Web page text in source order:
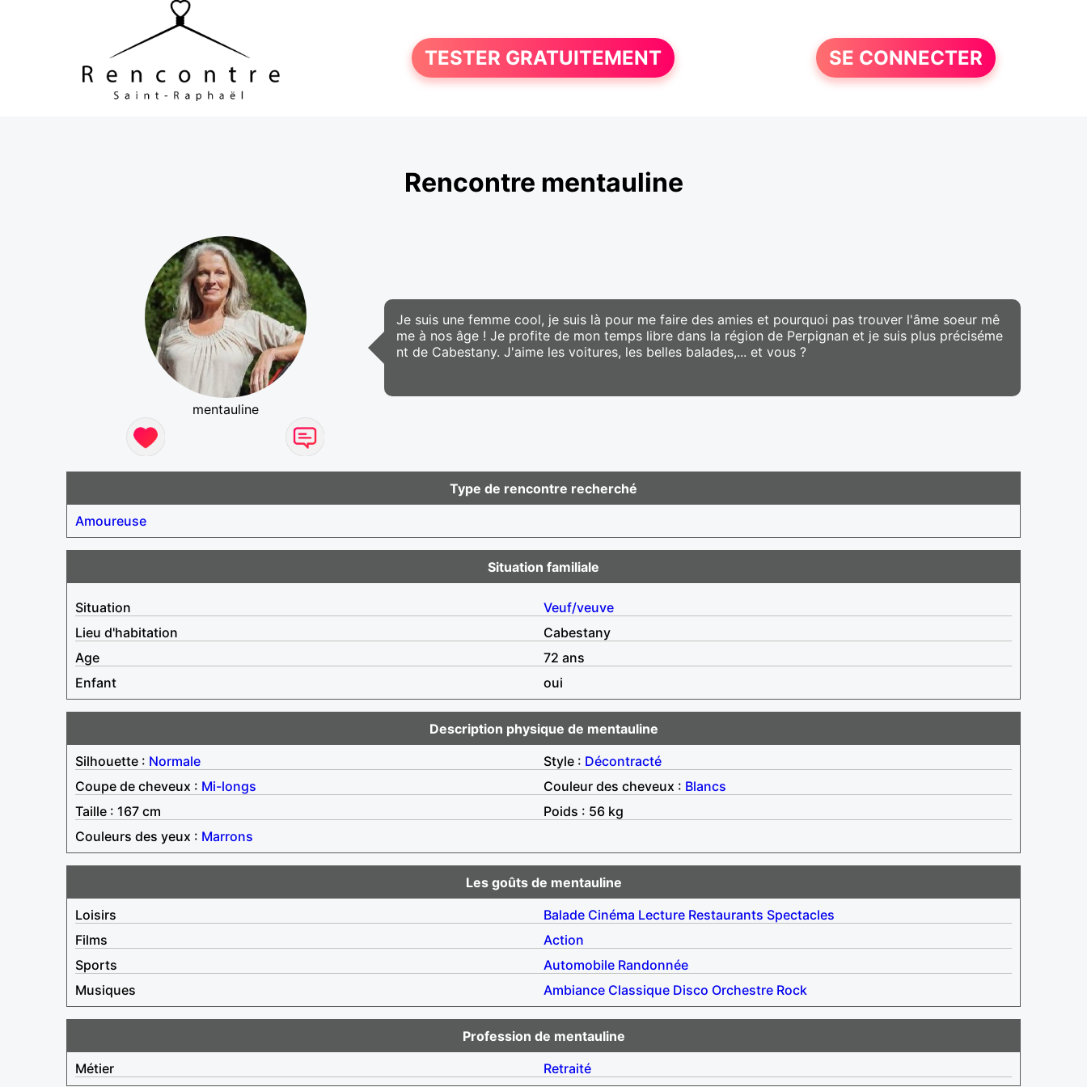
TESTER GRATUITEMENT SE CONNECTER
Rencontre mentauline
mentauline
Je suis une femme cool, je suis là pour me faire des amies et pourquoi pas trouver l'âme soeur mê
me à nos âge ! Je profite de mon temps libre dans la région de Perpignan et je suis plus préciséme
nt de Cabestany. J'aime les voitures, les belles balades,... et vous ?
Type de rencontre recherché
Amoureuse
Situation familiale
Situation
Veuf/veuve
Lieu d'habitation
Cabestany
Age
72 ans
Enfant
oui
Description physique de mentauline
Silhouette : Normale Style : Décontracté
Coupe de cheveux : Mi-longs Couleur des cheveux : Blancs
Taille : 167 cm
Poids : 56 kg
Couleurs des yeux : Marrons
Les goûts de mentauline
Loisirs
Balade Cinéma Lecture Restaurants Spectacles
Films
Action
Sports
Automobile Randonnée
Musiques
Ambiance Classique Disco Orchestre Rock
Profession de mentauline
Métier
Retraité